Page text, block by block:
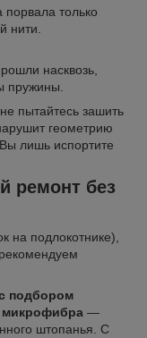
порвала только
нити.
насквозь,
пружины.
пытайтесь зашить
геометрию
лишь испортите
ремонт без
на подлокотнике),
подбором
—
штопанья. С